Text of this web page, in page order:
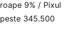
9% / Pixul
345.500